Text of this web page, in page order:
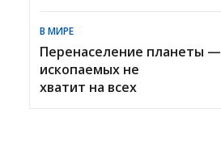
В МИРЕ
Перенаселение планеты —
ископаемых не
хватит на всех